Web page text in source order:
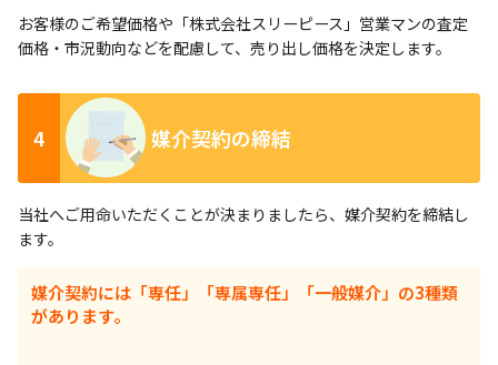
お客様のご希望価格や「株式会社スリーピース」営業マンの査定
価格・市況動向などを配慮して、売り出し価格を決定します。
4 媒介契約の締結
当社へご用命いただくことが決まりましたら、媒介契約を締結し
ます。
媒介契約には「専任」「専属専任」「一般媒介」の3種類
があります。